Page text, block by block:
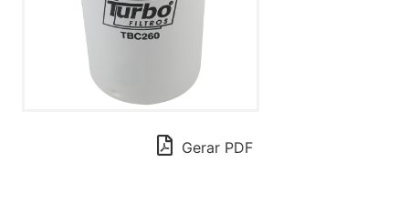
Gerar PDF